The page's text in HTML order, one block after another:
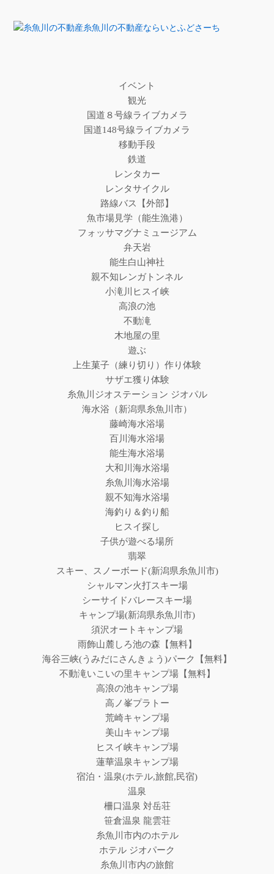
糸魚川の不動産ならいとふどさーち
イベント
観光
国道８号線ライブカメラ
国道148号線ライブカメラ
移動手段
鉄道
レンタカー
レンタサイクル
路線バス【外部】
魚市場見学（能生漁港）
フォッサマグナミュージアム
弁天岩
能生白山神社
親不知レンガトンネル
小滝川ヒスイ峡
高浪の池
不動滝
木地屋の里
遊ぶ
上生菓子（練り切り）作り体験
サザエ獲り体験
糸魚川ジオステーション ジオパル
海水浴（新潟県糸魚川市）
藤崎海水浴場
百川海水浴場
能生海水浴場
大和川海水浴場
糸魚川海水浴場
親不知海水浴場
海釣り＆釣り船
ヒスイ探し
子供が遊べる場所
翡翠
スキー、スノーボード(新潟県糸魚川市)
シャルマン火打スキー場
シーサイドバレースキー場
キャンプ場(新潟県糸魚川市)
須沢オートキャンプ場
雨飾山麓しろ池の森【無料】
海谷三峡(うみだにさんきょう)パーク【無料】
不動滝いこいの里キャンプ場【無料】
高浪の池キャンプ場
高ノ峯プラトー
荒崎キャンプ場
美山キャンプ場
ヒスイ峡キャンプ場
蓮華温泉キャンプ場
宿泊・温泉(ホテル,旅館,民宿)
温泉
柵口温泉 対岳荘
笹倉温泉 龍雲荘
糸魚川市内のホテル
ホテル ジオパーク
糸魚川市内の旅館